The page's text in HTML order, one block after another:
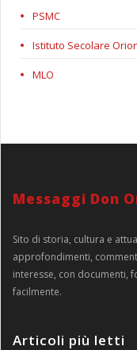
PSMC
Istituto Secolare
MLO
Messaggi Don
Sito di storia, cultura e
approfondimenti,
interesse, con documenti,
facilmente.
Articoli più letti